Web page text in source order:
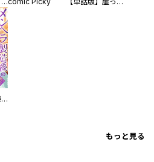
メンヘラ製造機の公爵令息（過保護）が溺愛してきます
もっと見る